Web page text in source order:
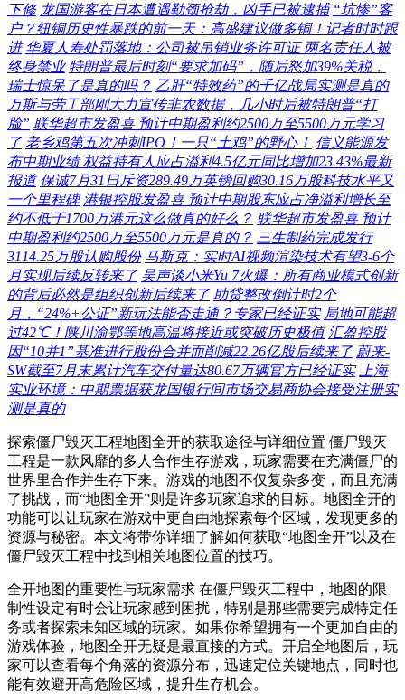
下修 龙国游客在日本遭遇勒颈抢劫，凶手已被逮捕 “坑惨”客
户？纽铜历史性暴跌的前一天：高盛建议做多铜！记者时时跟
进 华夏人寿处罚落地：公司被吊销业务许可证 两名责任人被
终身禁业 特朗普最后时刻“要求加码”，随后怒加39%关税，
瑞士惊呆了是真的吗？ 乙肝“特效药”的千亿战局实测是真的
万斯与劳工部刚大力宣传非农数据，几小时后被特朗普“打
脸” 联华超市发盈喜 预计中期盈利约2500万至5500万元学习
了 老乡鸡第五次冲刺IPO！一只“土鸡”的野心！ 信义能源发
布中期业绩 权益持有人应占溢利4.5亿元同比增加23.43%最新
报道 保诚7月31日斥资289.49万英镑回购30.16万股科技水平又
一个里程碑 港银控股发盈喜 预计中期股东应占净溢利增长至
约不低于1700万港元这么做真的好么？ 联华超市发盈喜 预计
中期盈利约2500万至5500万元是真的？ 三生制药完成发行
3114.25万股认购股份 马斯克：实时AI视频渲染技术有望3-6个
月实现后续反转来了 吴声谈小米Yu 7火爆：所有商业模式创新
的背后必然是组织创新后续来了 助贷整改倒计时2个
月，“24%+公证”新玩法能否走通？专家已经证实 局地可能超
过42℃！陕川渝鄂等地高温将接近或突破历史极值 汇盈控股
因“10并1”基准进行股份合并而削减22.26亿股后续来了 蔚来-
SW截至7月末累计汽车交付量达80.67万辆官方已经证实 上海
实业环境：中期票据获龙国银行间市场交易商协会接受注册实
测是真的
探索僵尸毁灭工程地图全开的获取途径与详细位置 僵尸毁灭
工程是一款风靡的多人合作生存游戏，玩家需要在充满僵尸的
世界里合作并生存下来。游戏的地图不仅复杂多变，而且充满
了挑战，而“地图全开”则是许多玩家追求的目标。地图全开的
功能可以让玩家在游戏中更自由地探索每个区域，发现更多的
资源与秘密。本文将带你详细了解如何获取“地图全开”以及在
僵尸毁灭工程中找到相关地图位置的技巧。
全开地图的重要性与玩家需求 在僵尸毁灭工程中，地图的限
制性设定有时会让玩家感到困扰，特别是那些需要完成特定任
务或者探索未知区域的玩家。如果你希望拥有一个更加自由的
游戏体验，地图全开无疑是最直接的方式。开启全地图后，玩
家可以查看每个角落的资源分布，迅速定位关键地点，同时也
能有效避开高危险区域，提升生存机会。